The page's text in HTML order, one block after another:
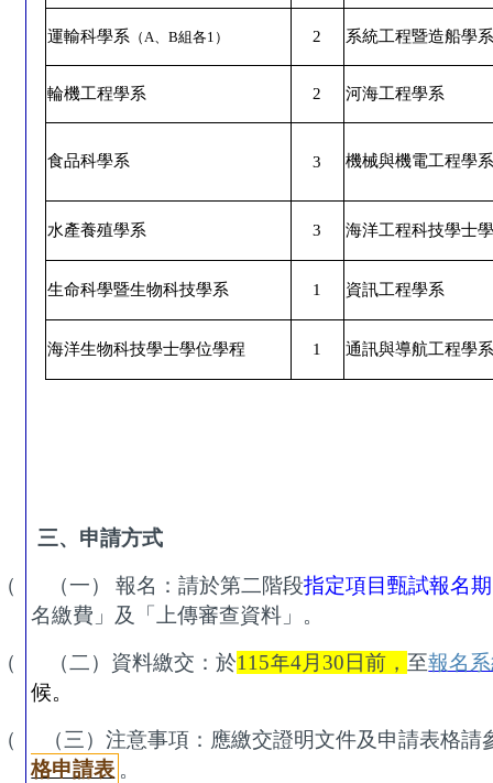
運輸科學系 （A、B組各1 ） 2 系統工程暨造船學
輪機工程學系 2 河海工程學系
食品科學系 3 機械與機電工程學
水產養殖學系 3 海洋工程科技學士
生命科學暨生物科技學系 1 資訊工程學系
海洋生物科技學士學位學程 1 通訊與導航工程學
三、申請方式
（一） 報名：請於第二階段指定項目甄試報名
名繳費」及「上傳審查資料」。
（二） 資料繳交：於115年4月 30 日前 ，至報名
候。
（三）注意事項：應繳交證明文件及申請表格請
格申請表 。